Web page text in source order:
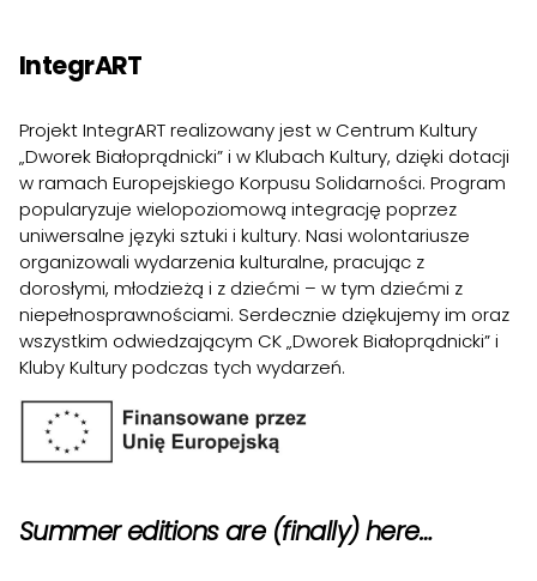
IntegrART
Projekt IntegrART realizowany jest w Centrum Kultury
„Dworek Białoprądnicki” i w Klubach Kultury, dzięki dotacji
w ramach Europejskiego Korpusu Solidarności. Program
popularyzuje wielopoziomową integrację poprzez
uniwersalne języki sztuki i kultury. Nasi wolontariusze
organizowali wydarzenia kulturalne, pracując z
dorosłymi, młodzieżą i z dziećmi – w tym dziećmi z
niepełnosprawnościami. Serdecznie dziękujemy im oraz
wszystkim odwiedzającym CK „Dworek Białoprądnicki” i
Kluby Kultury podczas tych wydarzeń.
Summer editions are (finally) here…